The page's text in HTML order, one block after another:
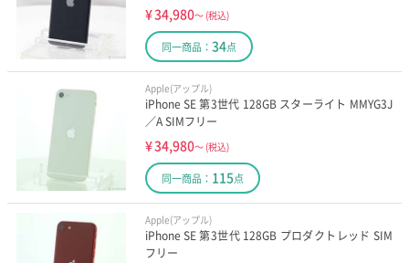
¥34,980～ (税込)
同一商品： 34点
Apple(アップル)
iPhone SE 第3世代 128GB スターライト MMYG3J
／A SIMフリー
¥34,980～ (税込)
同一商品： 115点
Apple(アップル)
iPhone SE 第3世代 128GB プロダクトレッド SIM
フリー